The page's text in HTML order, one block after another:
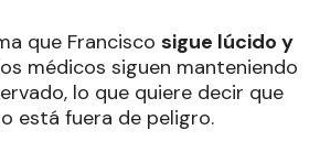
que Francisco sigue lúcido y
médicos siguen manteniendo
lo que quiere decir que
está fuera de peligro.